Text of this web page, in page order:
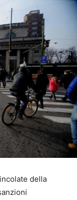
della